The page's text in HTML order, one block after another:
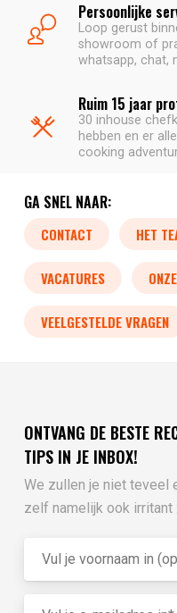
Persoonlijke
Loop gerust
showroom of
whatsapp, chat,
Ruim 15 jaar
30 inhouse
hebben en er
cooking
GA SNEL NAAR:
CONTACT HET
VACATURES
VEELGESTELDE VRAGEN
ONTVANG DE BESTE
TIPS IN JE INBOX!
We zullen je niet teveel
zelf namelijk ook irritant